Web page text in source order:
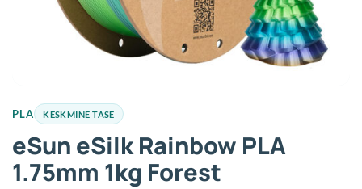
PLA KESKMINE TASE
eSun eSilk Rainbow PLA
1.75mm 1kg Forest